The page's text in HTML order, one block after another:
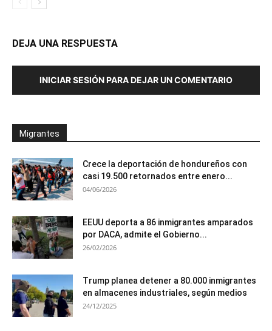
DEJA UNA RESPUESTA
INICIAR SESIÓN PARA DEJAR UN COMENTARIO
Migrantes
Crece la deportación de hondureños con
casi 19.500 retornados entre enero...
04/06/2026
EEUU deporta a 86 inmigrantes amparados
por DACA, admite el Gobierno...
26/02/2026
Trump planea detener a 80.000 inmigrantes
en almacenes industriales, según medios
24/12/2025